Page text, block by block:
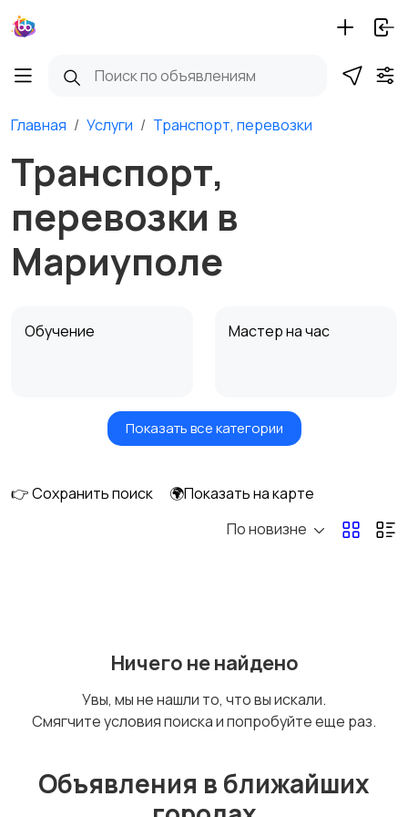
Главная Услуги Транспорт, перевозки
Транспорт,
перевозки в
Мариуполе
Обучение Мастер на час
Красота и здоровье
Транспорт,
IT, интернет, телеком
Показать все категории
👉 Сохранить поиск
🌍Показать на карте
По новизне
Ничего не найдено
Увы, мы не нашли то, что вы искали.
Смягчите условия поиска и попробуйте еще раз.
Объявления в ближайших